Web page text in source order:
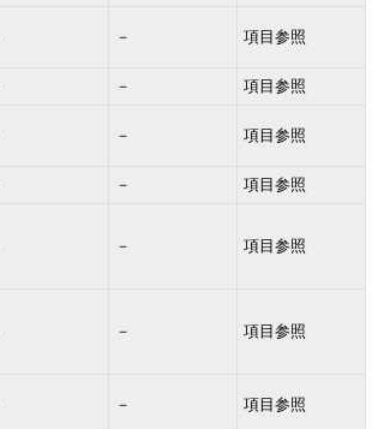
－ 項目参照
－ 項目参照
－ 項目参照
－ 項目参照
－ 項目参照
－ 項目参照
－ 項目参照